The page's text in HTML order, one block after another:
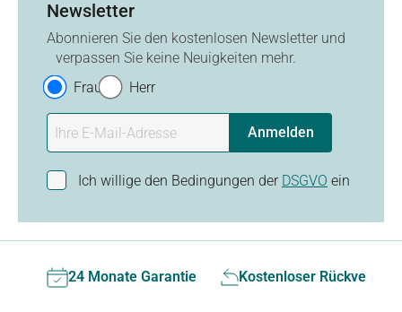
Newsletter
Abonnieren Sie den kostenlosen Newsletter und
verpassen Sie keine Neuigkeiten mehr.
Frau
Herr
Anmelden
Ich willige den Bedingungen der DSGVO ein
24 Monate Garantie Kostenloser Rückversand